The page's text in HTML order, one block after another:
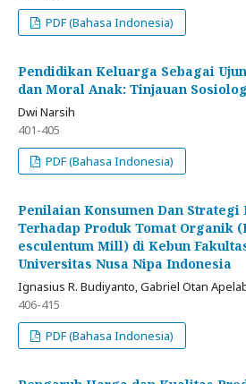
PDF (Bahasa Indonesia)
Pendidikan Keluarga Sebagai
dan Moral Anak: Tinjauan
Dwi Narsih
401-405
PDF (Bahasa Indonesia)
Penilaian Konsumen Dan Strategi
Terhadap Produk Tomat Organik
esculentum Mill) di Kebun
Universitas Nusa Nipa Indonesia
Ignasius R. Budiyanto, Gabriel Otan
406-415
PDF (Bahasa Indonesia)